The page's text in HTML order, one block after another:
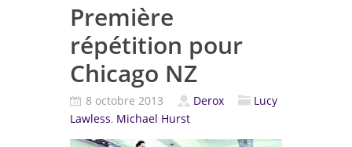
Première
répétition pour
Chicago NZ
8 octobre 2013 Derox
Lucy
Lawless, Michael Hurst